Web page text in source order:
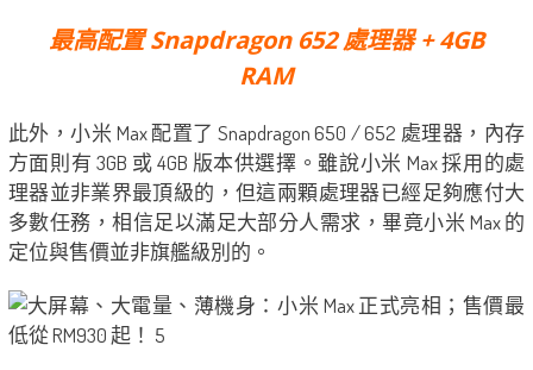
最高配置 Snapdragon 652 處理器 + 4GB
RAM
此外，小米 Max 配置了 Snapdragon 650 / 652 處理器，內存
方面則有 3GB 或 4GB 版本供選擇。雖說小米 Max 採用的處
理器並非業界最頂級的，但這兩顆處理器已經足夠應付大
多數任務，相信足以滿足大部分人需求，畢竟小米 Max 的
定位與售價並非旗艦級別的。